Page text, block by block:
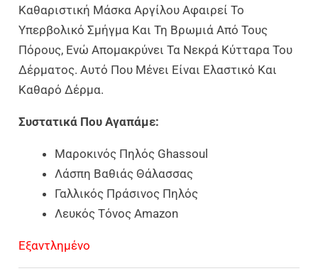
Καθαριστική Μάσκα Αργίλου Αφαιρεί Το
Υπερβολικό Σμήγμα Και Τη Βρωμιά Από Τους
Πόρους, Ενώ Απομακρύνει Τα Νεκρά Κύτταρα Του
Δέρματος. Αυτό Που Μένει Είναι Ελαστικό Και
Καθαρό Δέρμα.
Συστατικά Που Αγαπάμε:
Μαροκινός Πηλός Ghassoul
Λάσπη Βαθιάς Θάλασσας
Γαλλικός Πράσινος Πηλός
Λευκός Τόνος Amazon
Εξαντλημένο